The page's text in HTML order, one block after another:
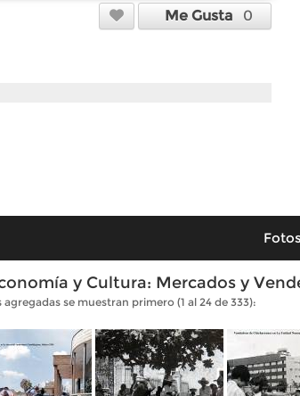
Me Gusta 0
y Cultura: Mercados y
se muestran primero (1 al 24 de 333):